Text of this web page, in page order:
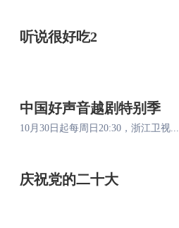
听说很好吃2
中国好声音越剧特别季
10月30日起每周日20:30，浙江卫视...
庆祝党的二十大